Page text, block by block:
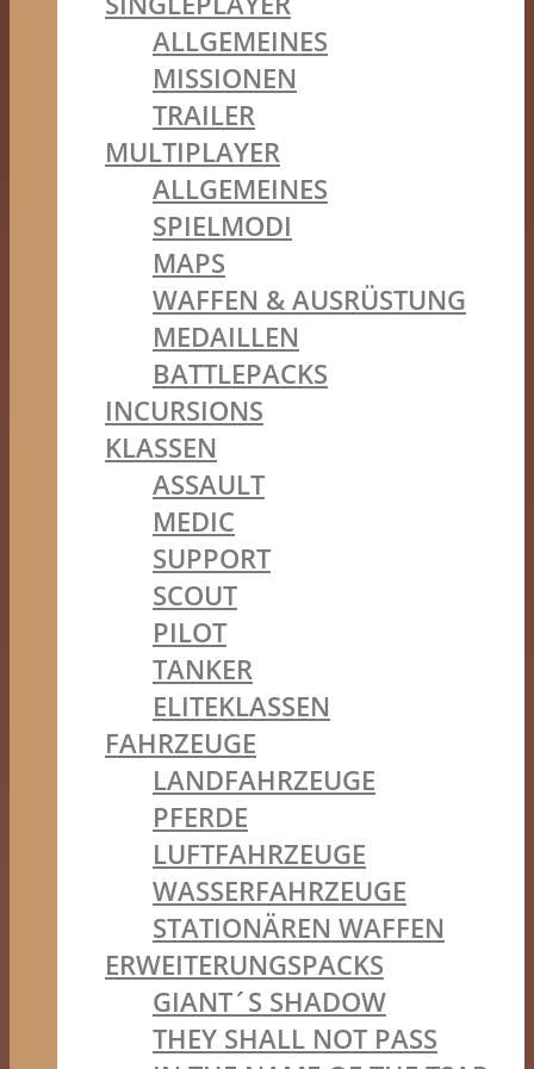
ALLGEMEINES
MISSIONEN
TRAILER
MULTIPLAYER
ALLGEMEINES
SPIELMODI
MAPS
WAFFEN & AUSRÜSTUNG
MEDAILLEN
BATTLEPACKS
INCURSIONS
KLASSEN
ASSAULT
MEDIC
SUPPORT
SCOUT
PILOT
TANKER
ELITEKLASSEN
FAHRZEUGE
LANDFAHRZEUGE
PFERDE
LUFTFAHRZEUGE
WASSERFAHRZEUGE
STATIONÄREN WAFFEN
ERWEITERUNGSPACKS
GIANT´S SHADOW
THEY SHALL NOT PASS